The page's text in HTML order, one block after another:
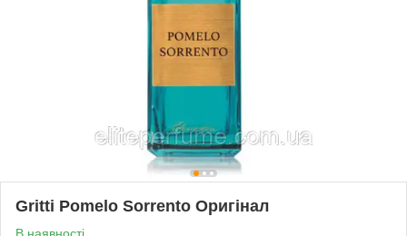
Gritti Pomelo Sorrento Оригінал
В наявності